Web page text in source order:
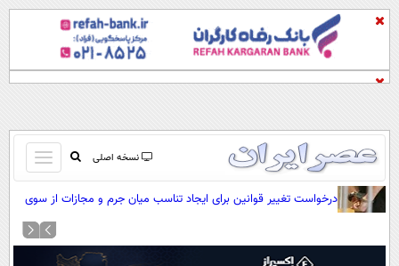
نسخه اصلی
باز
و
بسته
کردن
منو
صفحه اول
آرشیو
درخواست تغییر قوانین برای ایجاد تناسب میان جرم و مجازات از سوی